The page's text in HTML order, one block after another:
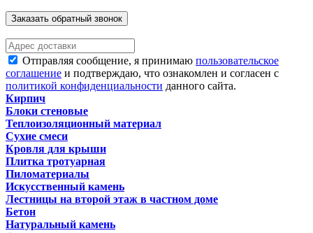
Заказать обратный звонок
Отправляя сообщение, я принимаю пользовательское
соглашение и подтверждаю, что ознакомлен и согласен с
политикой конфиденциальности данного сайта.
Кирпич
Блоки стеновые
Теплоизоляционный материал
Сухие смеси
Кровля для крыши
Плитка тротуарная
Пиломатериалы
Искусственный камень
Лестницы на второй этаж в частном доме
Бетон
Натуральный камень